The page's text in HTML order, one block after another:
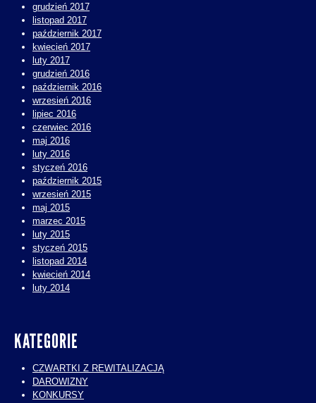
grudzień 2017
listopad 2017
październik 2017
kwiecień 2017
luty 2017
grudzień 2016
październik 2016
wrzesień 2016
lipiec 2016
czerwiec 2016
maj 2016
luty 2016
styczeń 2016
październik 2015
wrzesień 2015
maj 2015
marzec 2015
luty 2015
styczeń 2015
listopad 2014
kwiecień 2014
luty 2014
KATEGORIE
CZWARTKI Z REWITALIZACJĄ
DAROWIZNY
KONKURSY